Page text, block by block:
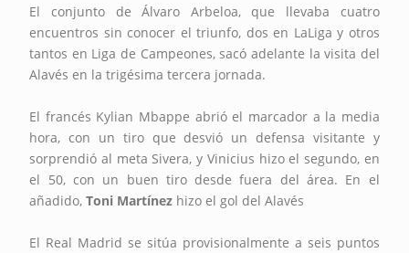
El conjunto de Álvaro Arbeloa, que llevaba cuatro
encuentros sin conocer el triunfo, dos en LaLiga y otros
tantos en Liga de Campeones, sacó adelante la visita del
Alavés en la trigésima tercera jornada.
El francés Kylian Mbappe abrió el marcador a la media
hora, con un tiro que desvió un defensa visitante y
sorprendió al meta Sivera, y Vinicius hizo el segundo, en
el 50, con un buen tiro desde fuera del área. En el
añadido,Toni Martínez hizo el gol del Alavés
El Real Madrid se sitúa provisionalmente a seis puntos